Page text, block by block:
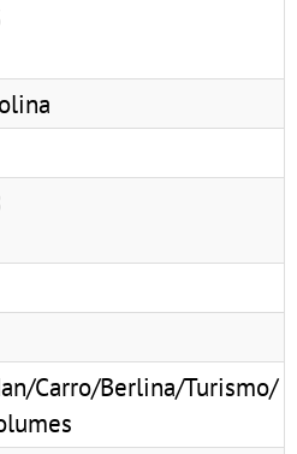
Carro/Berlina/Turismo/